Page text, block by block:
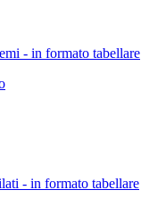
- in formato tabellare
- in formato tabellare